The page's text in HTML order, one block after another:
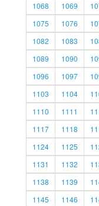
1068
1069
1075
1076
1082
1083
1089
1090
1096
1097
1103
1104
1110
1111
1117
1118
1124
1125
1131
1132
1138
1139
1145
1146